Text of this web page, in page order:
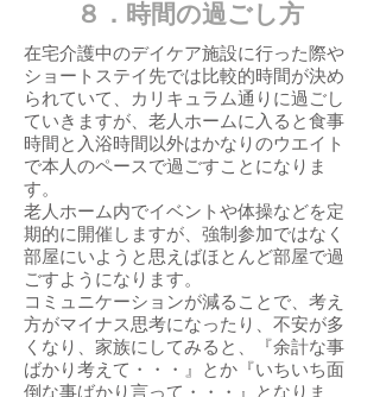
​８．時間の過ごし方
在宅介護中のデイケア施設に行った際や
ショートステイ先では比較的時間が決め
られていて、カリキュラム通りに過ごし
ていきますが、老人ホームに入ると食事
時間と入浴時間以外はかなりのウエイト
で本人のペースで過ごすことになりま
す。
老人ホーム内でイベントや体操などを定
期的に開催しますが、強制参加ではなく
部屋にいようと思えばほとんど部屋で過
ごすようになります。
コミュニケーションが減ることで、考え
方がマイナス思考になったり、不安が多
くなり、家族にしてみると、『余計な事
ばかり考えて・・・』とか『いちいち面